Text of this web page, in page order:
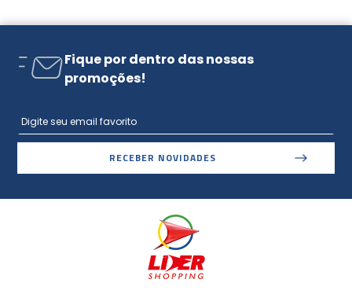
Fique por dentro das nossas
promoções!
RECEBER NOVIDADES